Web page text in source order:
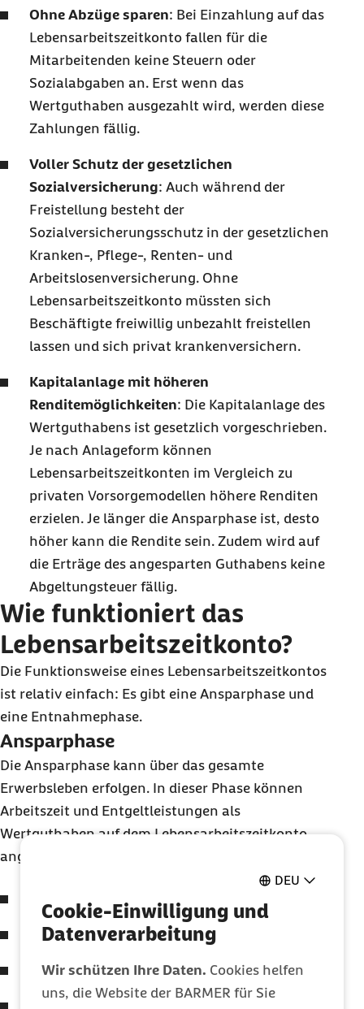
DEU
Cookie-Einwilligung und
Datenverarbeitung
Wir schützen Ihre Daten. Cookies helfen
uns, die Website der BARMER für Sie
Ohne Abzüge sparen: Bei Einzahlung auf das
Lebensarbeitszeitkonto fallen für die
Mitarbeitenden keine Steuern oder
Sozialabgaben an. Erst wenn das
Wertguthaben ausgezahlt wird, werden diese
Zahlungen fällig.
Voller Schutz der gesetzlichen
Sozialversicherung: Auch während der
Freistellung besteht der
Sozialversicherungsschutz in der gesetzlichen
Kranken-, Pflege-, Renten- und
Arbeitslosenversicherung. Ohne
Lebensarbeitszeitkonto müssten sich
Beschäftigte freiwillig unbezahlt freistellen
lassen und sich privat krankenversichern.
Kapitalanlage mit höheren
Renditemöglichkeiten: Die Kapitalanlage des
Wertguthabens ist gesetzlich vorgeschrieben.
Je nach Anlageform können
Lebensarbeitszeitkonten im Vergleich zu
privaten Vorsorgemodellen höhere Renditen
erzielen. Je länger die Ansparphase ist, desto
höher kann die Rendite sein. Zudem wird auf
die Erträge des angesparten Guthabens keine
Abgeltungsteuer fällig.
Wie funktioniert das
Lebensarbeitszeitkonto?
Die Funktionsweise eines Lebensarbeitszeitkontos
ist relativ einfach: Es gibt eine Ansparphase und
eine Entnahmephase.
Ansparphase
Die Ansparphase kann über das gesamte
Erwerbsleben erfolgen. In dieser Phase können
Arbeitszeit und Entgeltleistungen als
Wertguthaben auf dem Lebensarbeitszeitkonto
angesammelt werden. Dazu gehören:
Überstunden
nicht genommene Urlaubstage
Zulagen für Mehrarbeit